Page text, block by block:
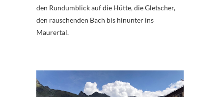
den Rundumblick auf die Hütte, die Gletscher,
den rauschenden Bach bis hinunter ins
Maurertal.